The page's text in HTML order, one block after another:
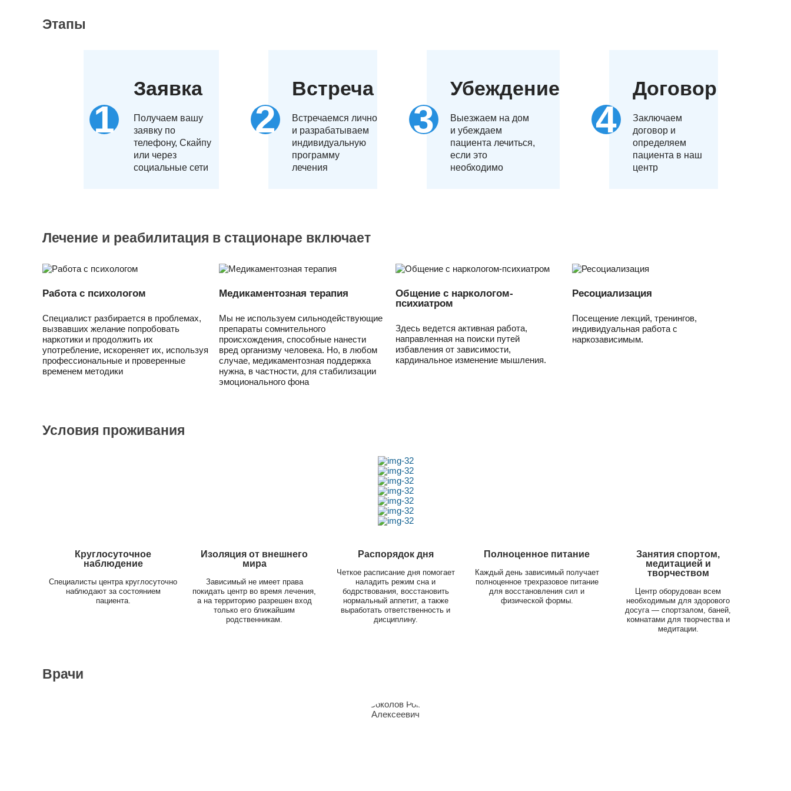
Этапы
Заявка
Получаем вашу
заявку по
телефону, Скайпу
или через
социальные сети
Встреча
Встречаемся лично
и разрабатываем
индивидуальную
программу
лечения
Убеждение
Выезжаем на дом
и убеждаем
пациента лечиться,
если это
необходимо
Договор
Заключаем
договор и
определяем
пациента в наш
центр
Лечение и реабилитация в стационаре включает
Работа с психологом
Специалист разбирается в проблемах,
вызвавших желание попробовать
наркотики и продолжить их
употребление, искореняет их, используя
профессиональные и проверенные
временем методики
Медикаментозная терапия
Мы не используем сильнодействующие
препараты сомнительного
происхождения, способные нанести
вред организму человека. Но, в любом
случае, медикаментозная поддержка
нужна, в частности, для стабилизации
эмоционального фона
Общение с наркологом-
психиатром
Здесь ведется активная работа,
направленная на поиски путей
избавления от зависимости,
кардинальное изменение мышления.
Ресоциализация
Посещение лекций, тренингов,
индивидуальная работа с
наркозависимым.
Условия проживания
Круглосуточное
наблюдение
Специалисты центра круглосуточно
наблюдают за состоянием
пациента.
Изоляция от внешнего
мира
Зависимый не имеет права
покидать центр во время лечения,
а на территорию разрешен вход
только его ближайшим
родственникам.
Распорядок дня
Четкое расписание дня помогает
наладить режим сна и
бодрствования, восстановить
нормальный аппетит, а также
выработать ответственность и
дисциплину.
Полноценное питание
Каждый день зависимый получает
полноценное трехразовое питание
для восстановления сил и
физической формы.
Занятия спортом,
медитацией и
творчеством
Центр оборудован всем
необходимым для здорового
досуга — спортзалом, баней,
комнатами для творчества и
медитации.
Врачи